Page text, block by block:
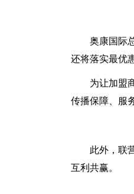
奥康国际
还将落实最优
为让加盟
传播保障、服
此外，联
互利共赢。